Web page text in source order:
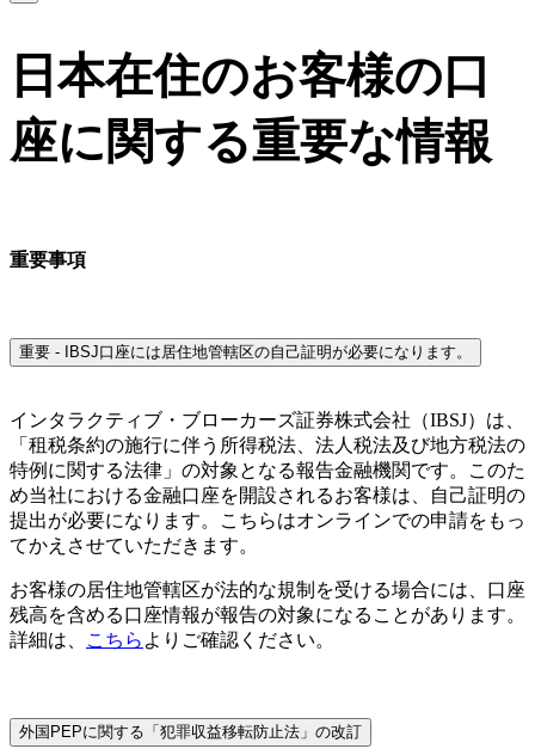
日本在住のお客様の口
座に関する重要な情報
重要事項
重要 - IBSJ口座には居住地管轄区の自己証明が必要になります。
インタラクティブ・ブローカーズ証券株式会社（IBSJ）は、
「租税条約の施行に伴う所得税法、法人税法及び地方税法の
特例に関する法律」の対象となる報告金融機関です。このた
め当社における金融口座を開設されるお客様は、自己証明の
提出が必要になります。こちらはオンラインでの申請をもっ
てかえさせていただきます。
お客様の居住地管轄区が法的な規制を受ける場合には、口座
残高を含める口座情報が報告の対象になることがあります。
詳細は、
こちら よりご確認ください。
外国PEPに関する「犯罪収益移転防止法」の改訂